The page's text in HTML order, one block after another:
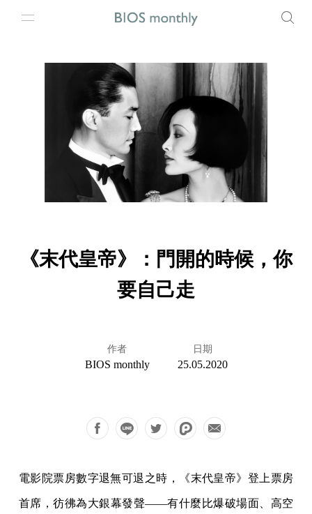
《末代皇帝》：門開的時候，你
要自己走
作者
BIOS monthly
日期
25.05.2020
電影院票房數字退無可退之時，《末代皇帝》登上票房
首席，彷彿為大銀幕發聲——有什麼比爆破場面、高空